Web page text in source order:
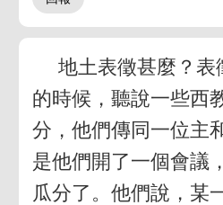
地土表徵甚麼？表
的時候，聽說一些西
分，他們傳同一位主
是他們開了一個會議
瓜分了。他們說，某